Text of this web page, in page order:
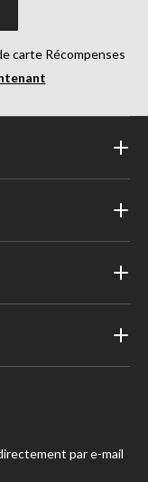
carte Récompenses
par e-mail